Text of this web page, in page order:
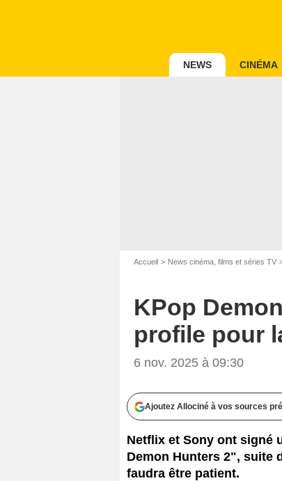
NEWS CINÉMA
Accueil News cinéma, films et séries TV
KPop
profile pour
6 nov. 2025 à 09:30
Ajoutez Allociné à vos sources
Netflix et Sony ont signé
Demon Hunters 2", suite
faudra être patient.